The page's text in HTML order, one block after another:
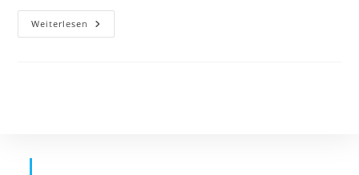
Weiterlesen RSG
Des